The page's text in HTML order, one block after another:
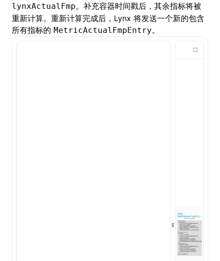
lynxActualFmp。补充容器时间戳后，其余指标将被
重新计算。重新计算完成后，Lynx 将发送一个新的包含
所有指标的 MetricActualFmpEntry。